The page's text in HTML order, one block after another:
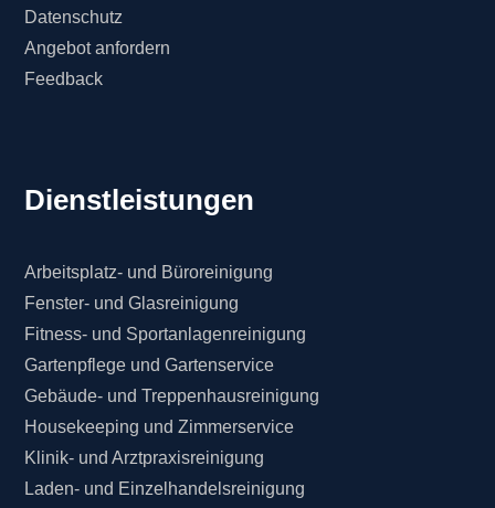
Datenschutz
Angebot anfordern
Feedback
Dienstleistungen
Arbeitsplatz- und Büroreinigung
Fenster- und Glasreinigung
Fitness- und Sportanlagenreinigung
Gartenpflege und Gartenservice
Gebäude- und Treppenhausreinigung
Housekeeping und Zimmerservice
Klinik- und Arztpraxisreinigung
Laden- und Einzelhandelsreinigung